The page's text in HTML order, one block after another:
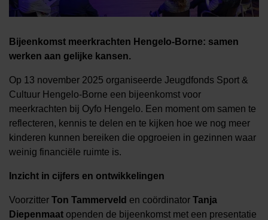
Bijeenkomst meerkrachten Hengelo-Borne: samen
werken aan gelijke kansen.
Op 13 november 2025 organiseerde Jeugdfonds Sport &
Cultuur Hengelo-Borne een bijeenkomst voor
meerkrachten bij Oyfo Hengelo. Een moment om samen te
reflecteren, kennis te delen en te kijken hoe we nog meer
kinderen kunnen bereiken die opgroeien in gezinnen waar
weinig financiële ruimte is.
Inzicht in cijfers en ontwikkelingen
Voorzitter Ton Tammerveld en coördinator Tanja
Diepenmaat openden de bijeenkomst met een presentatie